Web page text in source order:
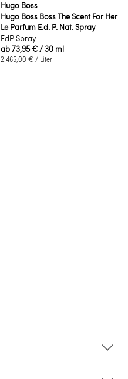
Hugo Boss
Hugo Boss Boss The Scent For Her
Le Parfum E.d. P. Nat. Spray
EdP Spray
ab73,95 €/ 30 ml
2.465,00 € / Liter